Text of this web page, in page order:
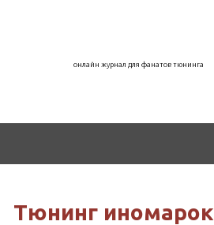
онлайн журнал для фанатов тюнинга
Тюнинг иномарок